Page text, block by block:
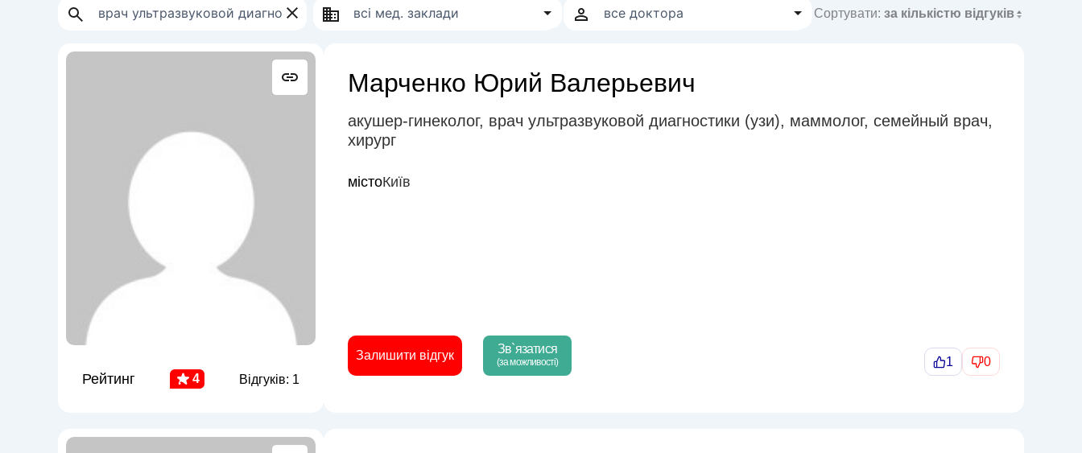
Сортувати: за кількістю відгуків
Рейтинг 4 Відгуків: 1
Марченко Юрий Валерьевич
акушер-гинеколог, врач ультразвуковой диагностики (узи), маммолог, семейный врач,
хирург
містоКиїв
Залишити відгук Зв`язатися
(за можливості) 1 0